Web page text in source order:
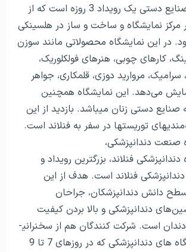
نمایشگاه هنر و صنایع دستی یک رویداد 3 روزه است که از
در مرکز نمایشگاه و ساخت و ساز در هلسینکی
در این نمایشگاه محصولاتی مانند سوزن
کارهای چوبی، هنرهای فولکلوریک،
مروارید دوزی، قلمکاری، جواهر
می‌دهد. این نمایشگاه همچنین
دستی زنان می­باشد. بازدید از این
توریست­ها در سفر به فنلاند است.
صنعت دندانپزشکی،
فنلاند، بزرگترین رویداد و
فنلاند است. هدف از این
سطح دانش دندانپزشکان، جراحان
دندانپزشکی و بالا بردن کیفیت
است. شرکت کنندگان هم از سخنرانی­
ها و هم از نمایشگاه های دندانپزشکی که در روزهای 7 تا 9